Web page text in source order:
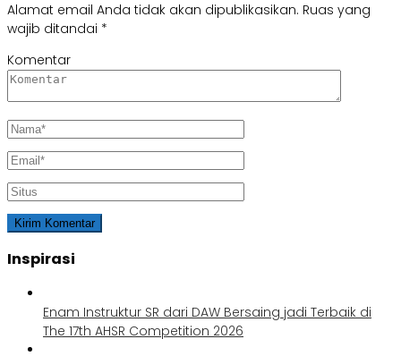
Alamat email Anda tidak akan dipublikasikan. Ruas yang
wajib ditandai *
Komentar
Inspirasi
Enam Instruktur SR dari DAW Bersaing jadi Terbaik di
The 17th AHSR Competition 2026